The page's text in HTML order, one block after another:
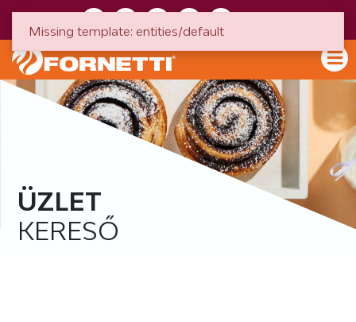
ÜZLET
KERESŐ
Missing template: entities/default